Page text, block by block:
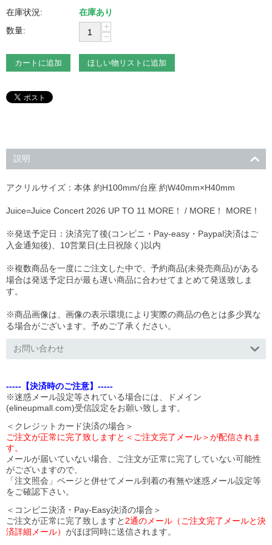
在庫状況:
在庫あり
数量:
+
−
カートに追加 ほしい物リストに追加
説明
アクリルサイズ：本体 約H100mm/台座 約W40mm×H40mm
Juice=Juice Concert 2026 UP TO 11 MORE！ / MORE！ MORE！
※発送予定日：決済完了後(コンビニ・Pay-easy・Paypal決済はご
入金通知後)、10営業日(土日祝除く)以内
※複数商品を一度にご注文した中で、予約商品(未発売商品)がある
場合は発送予定日が最も遅い商品に合わせてまとめて発送致しま
す。
※商品画像は、画像の表示環境により実際の商品の色とは多少異な
る場合がございます。予めご了承ください。
お問い合わせ
-----【決済時のご注意】-----
※迷惑メール設定等されている場合には、ドメイン
(elineupmall.com)受信設定をお願い致します。
＜クレジットカード決済の場合＞
ご注文が正常に完了致しますと＜ご注文完了メール＞が配信されま
す。
メールが届いていない場合、ご注文が正常に完了していない可能性
がございますので、
「注文照会」ページと併せてメール到着の有無や迷惑メール設定等
をご確認下さい。
＜コンビニ決済・Pay-Easy決済の場合＞
ご注文が正常に完了致しますと 2通のメール（ご注文完了メールと決
済詳細メール） がほぼ同時に送信されます。